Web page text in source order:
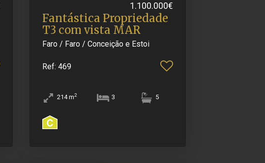
1.100.000€
Fantástica Propriedade
T3 com vista MAR
Faro / Faro / Conceição e Estoi
Ref: 469
214m2 3 5